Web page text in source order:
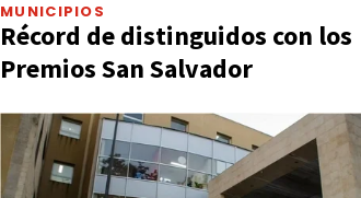
MUNICIPIOS
Récord de distinguidos con los
Premios San Salvador